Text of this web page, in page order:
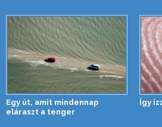
Egy út, amit mindennap
eláraszt a tenger
Így